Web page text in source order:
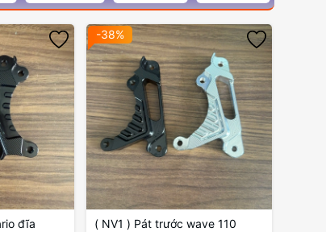
đĩa
-38%
( NV1 ) Pát trước wave 110